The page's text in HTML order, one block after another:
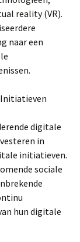
reality (VR).
naar een
Initiatieven
digitale
in
initiatieven.
sociale
hun digitale